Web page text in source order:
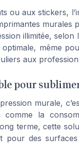
ou aux stickers,
illimitée,
même
aux
pour
murale,
comme la
terme, cette
pour des